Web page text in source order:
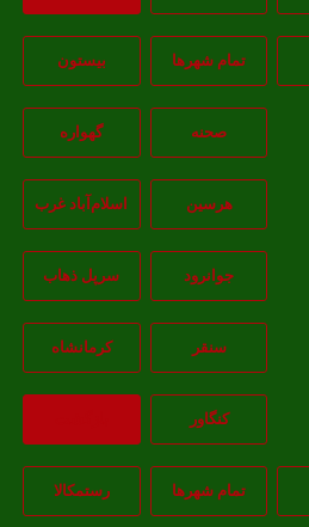
تمام شهر‌ها بیستون
صحنه گهواره
هرسین اسلام‌‌آباد غرب
جوانرود سرپل ذهاب
سنقر کرمانشاه
کنگاور
تمام شهر‌ها رستمکالا